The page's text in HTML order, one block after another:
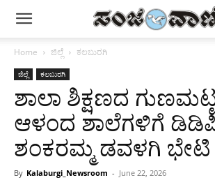
Home ಜಿಲ್ಲೆ ಕಲಬುರಗಿ
ಜಿಲ್ಲೆ ಕಲಬುರಗಿ
ಶಾಲಾ ಶಿಕ್ಷಣದ
ಆಳಂದ ಶಾಲೆಗಳಿಗೆ
ಶಂಕರಮ್ಮ ಡವಳಗಿ ಭೇಟಿ
By Kalaburgi_Newsroom - June 22, 2026